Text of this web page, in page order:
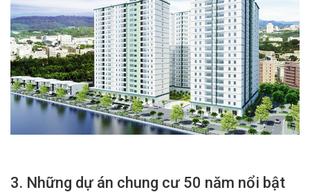
3. Những dự án chung cư 50 năm nổi bật